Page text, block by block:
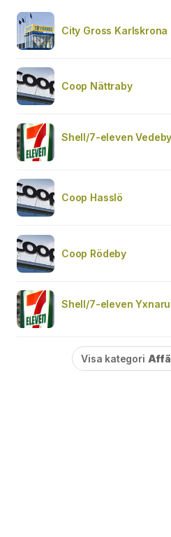
City Gross Karlskrona
Coop Nättraby
Shell/7-eleven
Coop Hasslö
Coop Rödeby
Shell/7-eleven
Visa kategori